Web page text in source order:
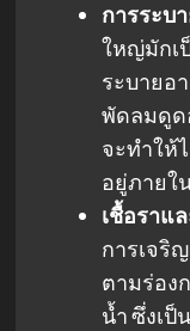
การระบ
ใหญ่มักเ
ระบายอ
พัดลมดูด
จะทำให้
อยู่ภายใ
เชื้อราแ
การเจริ
ตามร่อง
น้ำ ซึ่งเ